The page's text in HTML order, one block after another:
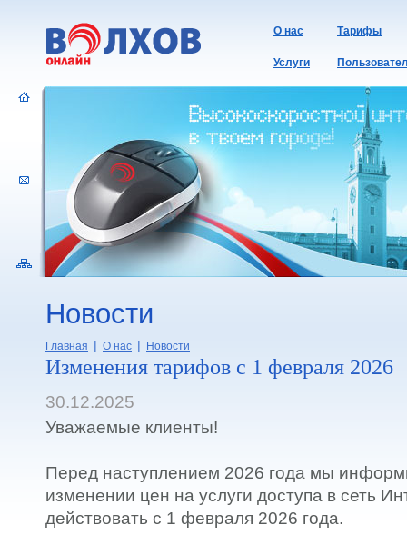
О нас Тарифы
Услуги
Новости
Главная | О нас | Новости
Изменения тарифов с 1 февраля 2026
30.12.2025
Уважаемые клиенты!
Перед наступлением 2026 года мы
изменении цен на услуги доступа в сеть
действовать с 1 февраля 2026 года.